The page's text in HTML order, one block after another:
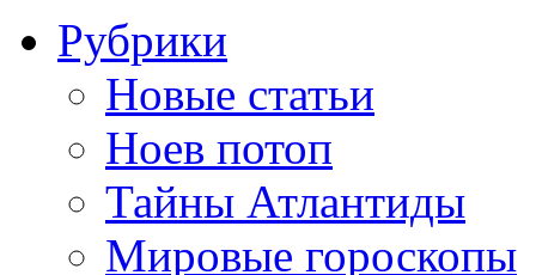
Рубрики
Новые статьи
Ноев потоп
Тайны Атлантиды
Мировые гороскопы